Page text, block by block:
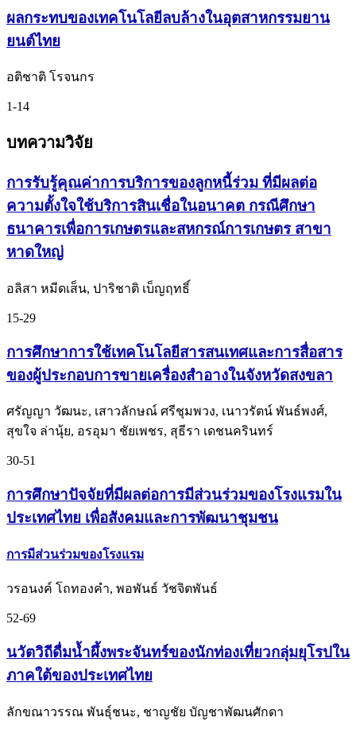
ผลกระทบของเทคโนโลยีลบล้างในอุตสาหกรรมยาน
ยนต์ไทย
อติชาติ โรจนกร
1-14
บทความวิจัย
การรับรู้คุณค่าการบริการของลูกหนี้ร่วม ที่มีผลต่อ
ความตั้งใจใช้บริการสินเชื่อในอนาคต กรณีศึกษา
ธนาคารเพื่อการเกษตรและสหกรณ์การเกษตร สาขา
หาดใหญ่
อลิสา หมีดเส็น, ปาริชาติ เบ็ญฤทธิ์
15-29
การศึกษาการใช้เทคโนโลยีสารสนเทศและการสื่อสาร
ของผู้ประกอบการขายเครื่องสำอางในจังหวัดสงขลา
ศรัญญา วัฒนะ, เสาวลักษณ์ ศรีชุมพวง, เนาวรัตน์ พันธ์พงศ์,
สุขใจ ล่านุ้ย, อรอุมา ชัยเพชร, สุธีรา เดชนครินทร์
30-51
การศึกษาปัจจัยที่มีผลต่อการมีส่วนร่วมของโรงแรมใน
ประเทศไทย เพื่อสังคมและการพัฒนาชุมชน
การมีส่วนร่วมของโรงแรม
วรอนงค์ โถทองคำ, พอพันธ์ วัชจิตพันธ์
52-69
นวัตวิถีดื่มน้ำผึ้งพระจันทร์ของนักท่องเที่ยวกลุ่มยุโรปใน
ภาคใต้ของประเทศไทย
ลักขณาวรรณ พันธุ์ชนะ, ชาญชัย บัญชาพัฒนศักดา